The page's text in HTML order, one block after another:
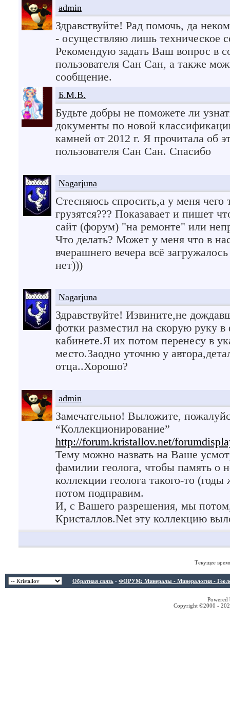
admin
Здравствуйте! Рад помочь, да
- осуществляю лишь техническое
Рекомендую задать Ваш вопрос в
пользователя Сан Сан, а также
сообщение.
Б.М.В.
Будьте добры не поможете ли
документы по новой
камней от 2012 г. Я прочитала об
пользователя Сан Сан. Спасибо
Nagarjuna
Стесняюсь спросить,а у меня
грузятся??? Показавает и пишет
сайт (форум) "на ремонте" или
Что делать? Может у меня что в
вчерашнего вечера всё
нет)))
Nagarjuna
Здравствуйте! Извините,не
фотки разместил на скорую руку в
кабинете.Я их потом перенесу в
место.Заодно уточню у
отца..Хорошо?
admin
Замечательно! Выложите,
“Коллекционирование”
http://forum.kristallov.net/
Тему можно назвать на Ваше
фамилии геолога, чтобы память о
коллекции геолога такого-то
потом подправим.
И, с Вашего разрешения, мы
Кристаллов.Net эту коллекцию
Текущее
Обратная связь - ФОРУМ: Минералы - Минералогия -
Copyright ©2000 -